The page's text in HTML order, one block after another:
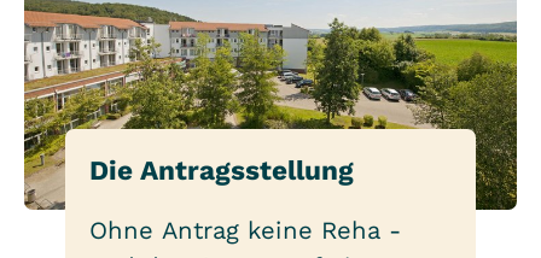
Die Antragsstellung
Ohne Antrag keine Reha -